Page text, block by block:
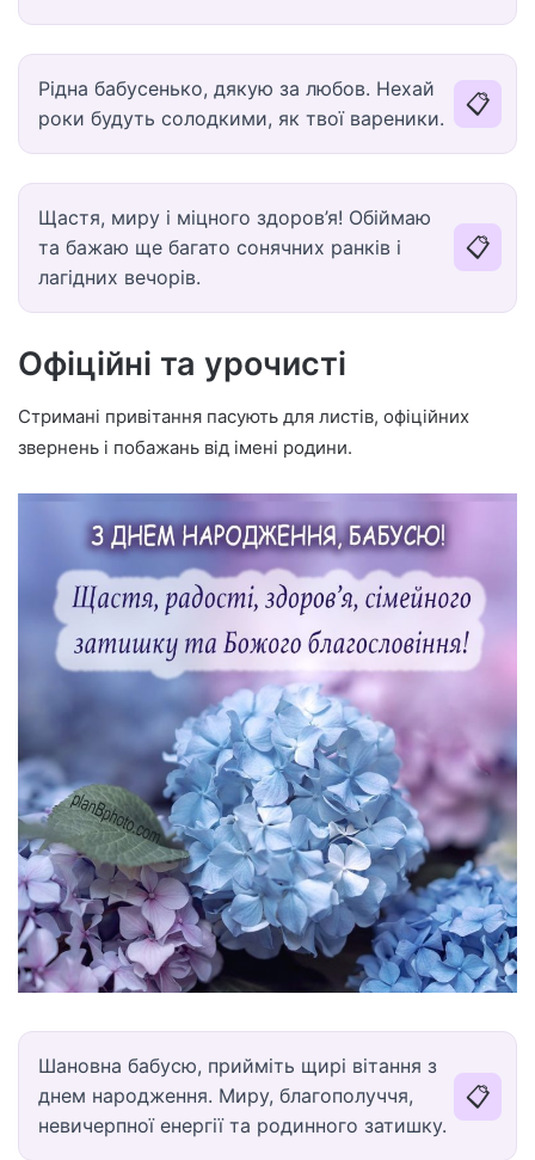
Рідна бабусенько, дякую за любов. Нехай
роки будуть солодкими, як твої вареники.
📋
Щастя, миру і міцного здоров’я! Обіймаю
та бажаю ще багато сонячних ранків і
лагідних вечорів.
📋
Офіційні та урочисті
Стримані привітання пасують для листів, офіційних
звернень і побажань від імені родини.
Шановна бабусю, прийміть щирі вітання з
днем народження. Миру, благополуччя,
невичерпної енергії та родинного затишку.
📋